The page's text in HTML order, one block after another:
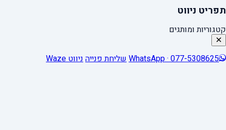
תפריט ניווט
קטגוריות ומותגים
✕
WhatsApp · 077-5308625שליחת פנייהניווט Waze